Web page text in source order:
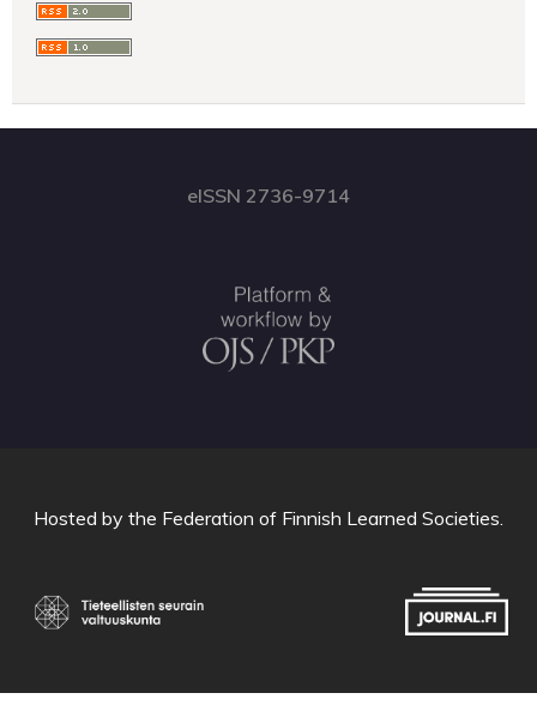
eISSN 2736-9714
Hosted by the Federation of Finnish Learned Societies.